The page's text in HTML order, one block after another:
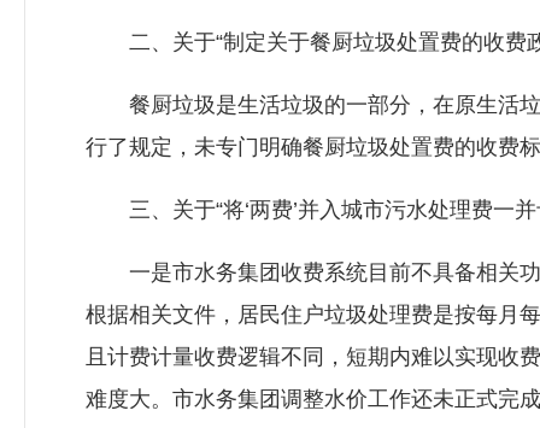
二、关于“制定关于餐厨垃圾处置费的收费
餐厨垃圾是生活垃圾的一部分，在原生活垃
行了规定，未专门明确餐厨垃圾处置费的收费
三、关于“将‘两费’并入城市污水处理费一并
一是市水务集团收费系统目前不具备相关功
根据相关文件，居民住户垃圾处理费是按每月
且计费计量收费逻辑不同，短期内难以实现收
难度大。市水务集团调整水价工作还未正式完